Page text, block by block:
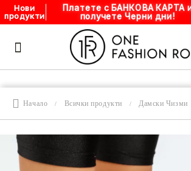
Нови
продукти
Платете с БАНКОВА КАРТА и
получете Черни дни!
Начало Всички продукти Дамски Чизми